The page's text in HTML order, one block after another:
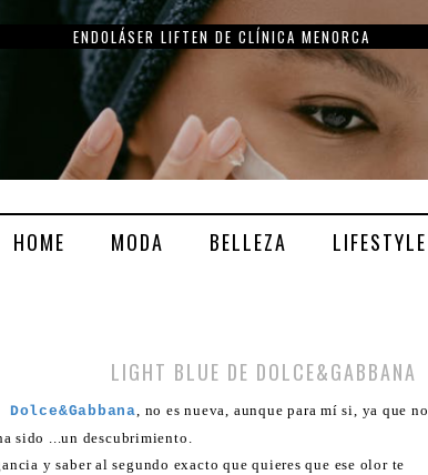
ENDOLÁSER LIFTEN DE CLÍNICA MENORCA
HOME MODA BELLEZA LIFESTYLE
LIGHT BLUE DE DOLCE&GABBANA
, no es nueva, aunque para mí si, ya que no
sido ...un descubrimiento.
y saber al segundo exacto que quieres que ese olor te